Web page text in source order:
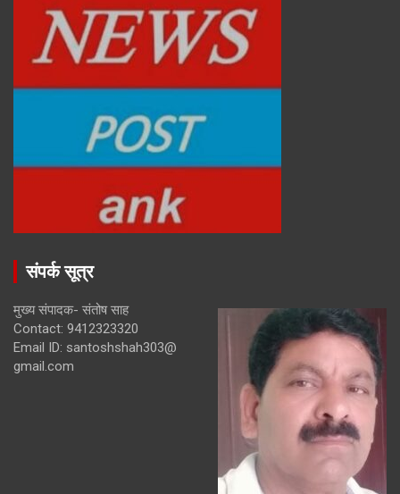
संपर्क सूत्र
मुख्य संपादक- संतोष साह
Contact: 9412323320
Email ID: santoshshah303@
gmail.com